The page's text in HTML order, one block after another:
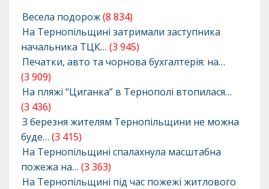
Весела подорож(8 834)
На Тернопільщині затримали заступника
начальника ТЦК… (3 945)
Печатки, авто та чорнова бухгалтерія: на…
(3 909)
На пляжі “Циганка” в Тернополі втопилася…
(3 436)
З березня жителям Тернопільщини не можна
буде… (3 415)
На Тернопільщині спалахнула масштабна
пожежа на… (3 363)
На Тернопільщині під час пожежі житлового